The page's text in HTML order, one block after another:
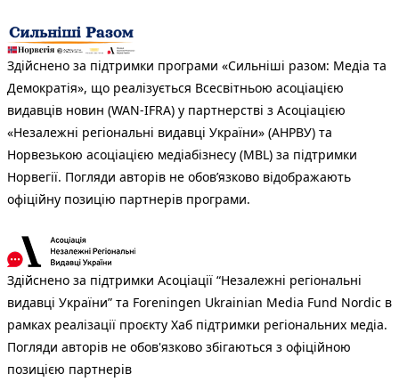
Здійснено за підтримки програми «Сильніші разом: Медіа та
Демократія», що реалізується Всесвітньою асоціацією
видавців новин (WAN-IFRA) у партнерстві з Асоціацією
«Незалежні регіональні видавці України» (АНРВУ) та
Норвезькою асоціацією медіабізнесу (MBL) за підтримки
Норвегії. Погляди авторів не обов’язково відображають
офіційну позицію партнерів програми.
Здійснено за підтримки Асоціації “Незалежні регіональні
видавці України” та Foreningen Ukrainian Media Fund Nordic в
рамках реалізації проєкту Хаб підтримки регіональних медіа.
Погляди авторів не обов'язково збігаються з офіційною
позицією партнерів